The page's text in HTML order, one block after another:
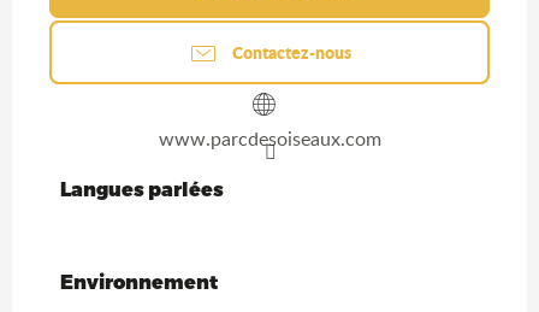
Contactez-nous
www.parcdesoiseaux.com
Langues parlées
Langues parlées
Environnement
Environnement